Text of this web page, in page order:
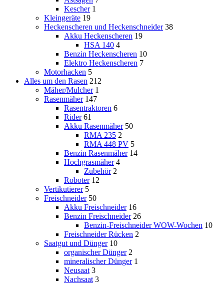
Kescher 1
Kleingeräte 19
Heckenscheren und Heckenschneider 38
Akku Heckenscheren 19
HSA 140 4
Benzin Heckenscheren 10
Elektro Heckenscheren 7
Motorhacken 5
Alles um den Rasen 212
Mäher/Mulcher 1
Rasenmäher 147
Rasentraktoren 6
Rider 61
Akku Rasenmäher 50
RMA 235 2
RMA 448 PV 5
Benzin Rasenmäher 14
Hochgrasmäher 4
Zubehör 2
Roboter 12
Vertikutierer 5
Freischneider 50
Akku Freischneider 16
Benzin Freischneider 26
Benzin-Freischneider WOW-Wochen 10
Freischneider Rücken 2
Saatgut und Dünger 10
organischer Dünger 2
mineralischer Dünger 1
Neusaat 3
Nachsaat 3